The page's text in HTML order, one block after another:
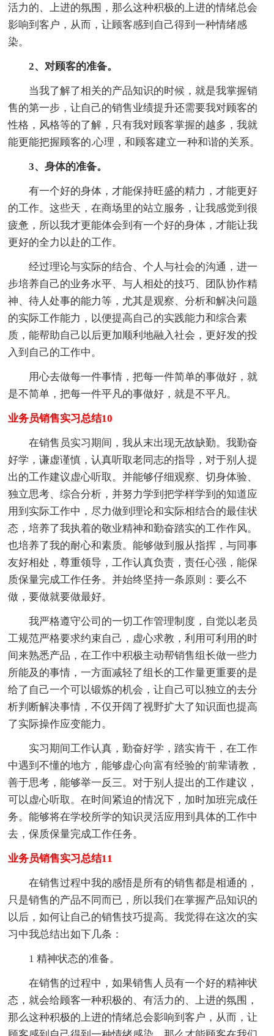
活力的、上进的氛围，那么这种积极的上进的情绪总会
影响到客户，从而，让顾客感到自己得到一种情绪感
染。
2、对顾客的准备。
当我了解了相关的产品知识的时候，就是我掌握销
售的第一步，让自己的销售业绩提升还需要我对顾客的
性格，风格等的了解，只有我对顾客掌握的越多，我就
能更能把握顾客的.心理，和顾客建立一种和谐的关系。
3、身体的准备。
有一个好的身体，才能保持旺盛的精力，才能更好
的工作。这些天，在商场里的站立服务，让我感觉到很
疲惫，所以我才更能体会到有一个好的身体，才能让我
更好的全力以赴的工作。
经过理论与实际的结合、个人与社会的沟通，进一
步培养自己的业务水平、与人相处的技巧、团队协作精
神、待人处事的能力等，尤其是观察、分析和解决问题
的实际工作能力，以便提高自己的实践能力和综合素
质，能帮助自己以后更加顺利地融入社会，更好发的投
入到自己的工作中。
用心去做每一件事情，把每一件简单的事做好，就
是不简单，把每一件平凡的事做好，就是不平凡。
业务员销售实习总结10
在销售员实习期间，我从末出现无故缺勤。我勤奋
好学，谦虚谨慎，认真听取老同志的指导，对于别人提
出的工作建议虚心听取。并能够仔细观察、切身体验、
独立思考、综合分析，并努力学到把学样学到的知道应
用到实际工作中，尽力做到理论和实际相结合的最佳状
态，培养了我执着的敬业精神和勤奋踏实的工作作风。
也培养了我的耐心和素质。能够做到服从指挥，与同事
友好相处，尊重领导，工作认真负责，责任心强，能保
质保量完成工作任务。并始终坚持一条原则：要么不
做，要做就要做最好。
我严格遵守公司的一切工作管理制度，自觉以老员
工规范严格要求约束自己，虚心求教，利用可利用的时
间来熟悉产品，在工作中积极主动帮销售组长做一些力
所能及的事情，一方面减轻了组长的工作量更重要的是
给了自己一个可以锻炼的机会，让自己可以独立的去分
析判断解决事情，不仅开阔了视野扩大了知识面也提高
了实际操作应变能力。
实习期间工作认真，勤奋好学，踏实肯干，在工作
中遇到不懂的地方，能够虚心向富有经验的'前辈请教，
善于思考，能够举一反三。对于别人提出的工作建议，
可以虚心听取。在时间紧迫的情况下，加时加班完成任
务。能够将在学校所学的知识灵活应用到具体的工作中
去，保质保量完成工作任务。
业务员销售实习总结11
在销售过程中我的感悟是所有的销售都是相通的，
只是销售的产品不同而已，所以我们在掌握产品知识的
以后，如何让自己的销售技巧提高。我觉得在这次的实
习中我总结出如下几条：
1 精神状态的准备。
在销售的过程中，如果销售人员有一个好的精神状
态，就会给顾客一种积极的、有活力的、上进的氛围，
那么这种积极的上进的情绪总会影响到客户，从而，让